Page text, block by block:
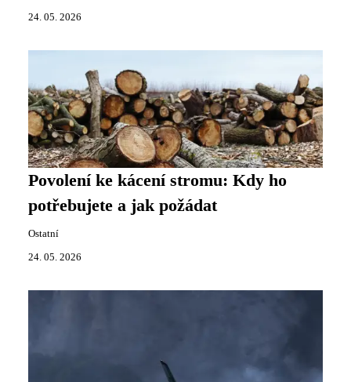
24. 05. 2026
Povolení ke kácení stromu: Kdy ho
potřebujete a jak požádat
Ostatní
24. 05. 2026